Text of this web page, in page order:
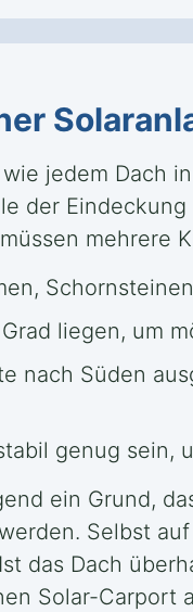
jedem Dach
der
mehrere
liegen, um
nach Süden
genug sein,
ein Grund,
Selbst
das Dach
Solar-